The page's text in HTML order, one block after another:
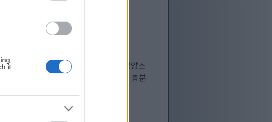
it리채소는 풍부한 식이섬유와 필수 영양소
영양 성분 덕분에 식탁에 오를 가치가 충분